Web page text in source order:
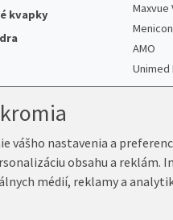
kvapky
Maxvue
Menicon
AMO
Unimed
vášho nastavenia a
obsahu a reklám.
médií, reklamy a